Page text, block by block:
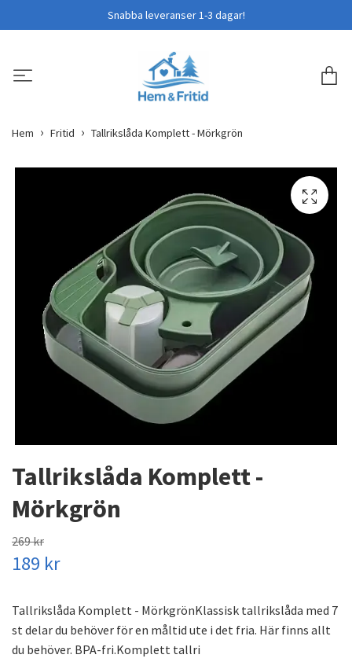
Snabba leveranser 1-3 dagar!
Hem Fritid Tallrikslåda Komplett - Mörkgrön
Tallrikslåda Komplett -
Mörkgrön
269 kr
189 kr
Tallrikslåda Komplett - MörkgrönKlassisk tallrikslåda med 7
st delar du behöver för en måltid ute i det fria. Här finns allt
du behöver. BPA-fri.Komplett tallri